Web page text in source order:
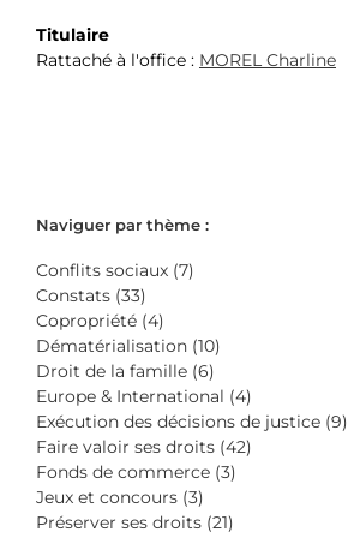
Titulaire
Rattaché à l'office : MOREL Charline
Naviguer par thème :
Conflits sociaux (7)
Constats (33)
Copropriété (4)
Dématérialisation (10)
Droit de la famille (6)
Europe & International (4)
Exécution des décisions de justice (9)
Faire valoir ses droits (42)
Fonds de commerce (3)
Jeux et concours (3)
Préserver ses droits (21)